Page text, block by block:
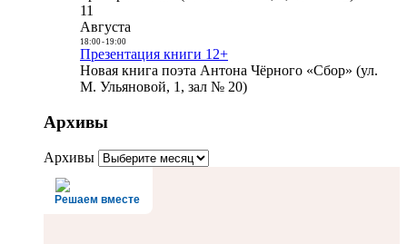
11
Августа
18:00- 19:00
Презентация книги 12+
Новая книга поэта Антона Чёрного «Сбор» (ул.
М. Ульяновой, 1, зал № 20)
Архивы
Архивы
Решаем вместе